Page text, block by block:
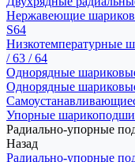
Нержавеющие
S64
Низкотемпературные
/ 63 / 64
Однорядные
Однорядные
Упорные
Радиально-упорные
Назад
Радиально-упорные